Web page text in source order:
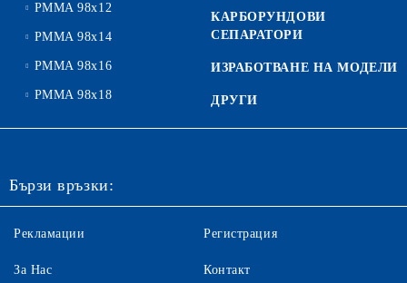
PMMA 98x12
PMMA 98x14
PMMA 98x16
PMMA 98x18
КАРБОРУНДОВИ
СЕПАРАТОРИ
ИЗРАБОТВАНЕ НА МОДЕЛИ
ДРУГИ
Бързи връзки:
Рекламации
За Нас
Регистрация
Контакт